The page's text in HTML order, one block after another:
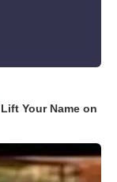
Your Name on